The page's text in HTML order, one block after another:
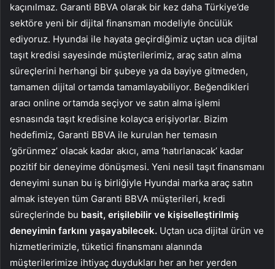
kaçınılmaz. Garanti BBVA olarak bir kez daha Türkiye’de
sektöre yeni bir dijital finansman modeliyle öncülük
ediyoruz. Hyundai ile hayata geçirdiğimiz uçtan uca dijital
taşıt kredisi sayesinde müşterilerimiz, araç satın alma
süreçlerini herhangi bir şubeye ya da bayiye gitmeden,
tamamen dijital ortamda tamamlayabiliyor. Beğendikleri
aracı online ortamda seçiyor ve satın alma işlemi
esnasında taşıt kredisine kolayca erişiyorlar. Bizim
hedefimiz, Garanti BBVA ile kurulan her temasın
‘görünmez’ olacak kadar akıcı, ama ‘hatırlanacak’ kadar
pozitif bir deneyime dönüşmesi. Yeni nesil taşıt finansmanı
deneyimi sunan bu iş birliğiyle Hyundai marka araç satın
almak isteyen tüm Garanti BBVA müşterileri, kredi
süreçlerinde bu basit, erişilebilir ve kişiselleştirilmiş
deneyimin farkını yaşayabilecek. Uçtan uca dijital ürün ve
hizmetlerimizle, tüketici finansmanı alanında
müşterilerimize ihtiyaç duydukları her an her yerden